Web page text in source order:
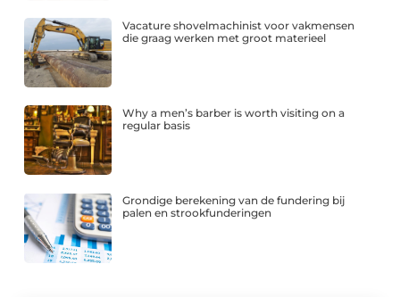
Vacature shovelmachinist voor vakmensen
die graag werken met groot materieel
Why a men’s barber is worth visiting on a
regular basis
Grondige berekening van de fundering bij
palen en strookfunderingen